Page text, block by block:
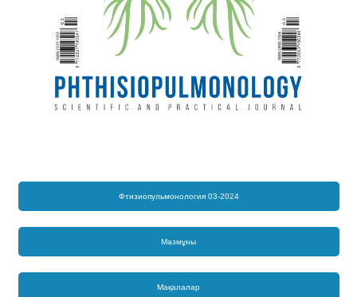
Фтизиопульмонология 03-2024
Мазмұны
Мақалалар